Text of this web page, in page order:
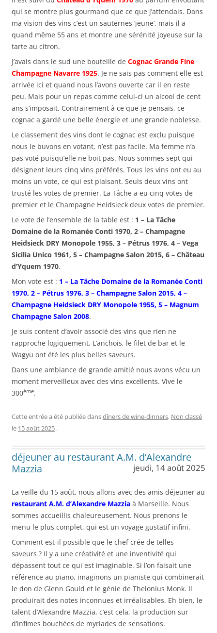
qui se montre plus gourmand que ce que j’attendais. Dans
ma vision des vins c’est un sauternes ‘jeune’, mais il a
quand même 55 ans et montre une sérénité joyeuse sur la
tarte au citron.
J’avais dans le sud une bouteille de Cognac Grande Fine
Champagne Navarre 1925. Je ne sais pas comment elle est
arrivée ici et quand nous l’avons ouverte car il en reste
peu. Mais pour un repas comme celui-ci un alcool de cent
ans s’imposait. Contrairement à ce que je pensais, ce
cognac a gardé une belle énergie et une grande noblesse.
Le classement des vins dont le cognac est exclu puisque
nous le buvons en votant, n’est pas facile. Ma femme n’a
pas voté puisqu’elle ne boit pas. Nous sommes sept qui
désignent leurs cinq vins préférés. Tous les vins ont eu au
moins un vote, ce qui est plaisant. Seuls deux vins ont
trusté les votes de premier. La Tâche a eu cinq votes de
premier et le Champagne Heidsieck deux votes de premier.
Le vote de l’ensemble de la table est : 1 – La Tâche
Domaine de la Romanée Conti 1970, 2 – Champagne
Heidsieck DRY Monopole 1955, 3 – Pétrus 1976, 4 – Vega
Sicilia Unico 1961, 5 – Champagne Salon 2015, 6 – Château
d’Yquem 1970.
Mon vote est : 1 – La Tâche Domaine de la Romanée Conti
1970, 2 – Pétrus 1976, 3 – Champagne Salon 2015, 4 –
Champagne Heidsieck DRY Monopole 1955, 5 – Magnum
Champagne Salon 2008.
Je suis content d’avoir associé des vins que rien ne
rapproche logiquement. L’anchois, le filet de bar et le
Wagyu ont été les plus belles saveurs.
Dans une ambiance de grande amitié nous avons vécu un
moment merveilleux avec des vins excellents. Vive le
300ème.
Cette entrée a été publiée dansdîners de wine-dinners, Non classé
le 15 août 2025 .
déjeuner au restaurant A.M. d’Alexandre
Mazzia
jeudi, 14 août 2025
La veille du 15 août, nous allons avec des amis déjeuner au
restaurant A.M. d’Alexandre Mazzia à Marseille. Nous
sommes accueillis chaleureusement. Nous prenons le
menu le plus complet, qui est un voyage gustatif infini.
Comment est-il possible que le chef crée de telles
saveurs ? Il y a une créativité et une inventivité qui
dépassent tout ce qui est imaginable. Si l’on faisait une
référence au piano, imaginons un pianiste qui combinerait
le don de Glenn Gould et le génie de Thelonius Monk. Il
produirait des notes inconnues et irréalisables. Eh bien, le
talent d’Alexandre Mazzia, c’est cela, la production sur
d’infimes bouchées de myriades de sensations.